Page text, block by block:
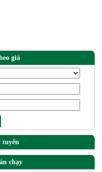
giá
tuyến
chạy